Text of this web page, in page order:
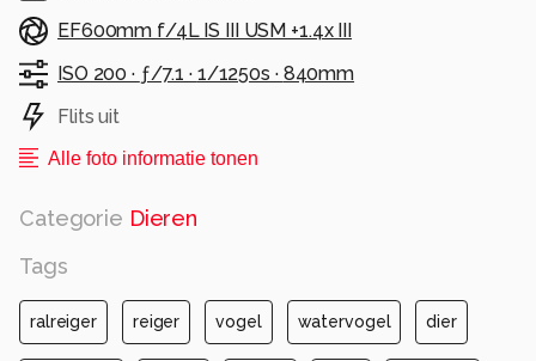
Alle rechten voorbehouden
EF600mm f/4L IS III USM +1.4x III
ISO 200 · ƒ/7.1 · 1/1250s · 840mm
Flits uit
Alle foto informatie tonen
Categorie Dieren
Tags
ralreiger reiger vogel watervogel dier